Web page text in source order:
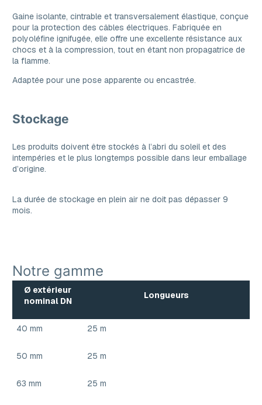
Gaine isolante, cintrable et transversalement élastique, conçue
pour la protection des câbles électriques. Fabriquée en
polyoléfine ignifugée, elle offre une excellente résistance aux
chocs et à la compression, tout en étant non propagatrice de
la flamme.
Adaptée pour une pose apparente ou encastrée.
Stockage
Les produits doivent être stockés à l’abri du soleil et des
intempéries et le plus longtemps possible dans leur emballage
d’origine.
La durée de stockage en plein air ne doit pas dépasser 9
mois.
Notre gamme
Ø extérieur
nominal DN
Longueurs
40 mm 25 m
50 mm 25 m
63 mm 25 m